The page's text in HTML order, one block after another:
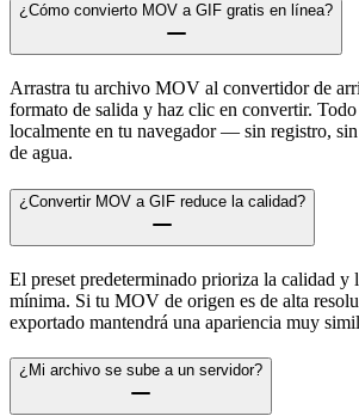
¿Cómo convierto MOV a GIF gratis en línea?
Arrastra tu archivo MOV al convertidor de
formato de salida y haz clic en convertir. Todo
localmente en tu navegador — sin registro,
de agua.
¿Convertir MOV a GIF reduce la calidad?
El preset predeterminado prioriza la calidad y
mínima. Si tu MOV de origen es de alta
exportado mantendrá una apariencia muy
¿Mi archivo se sube a un servidor?